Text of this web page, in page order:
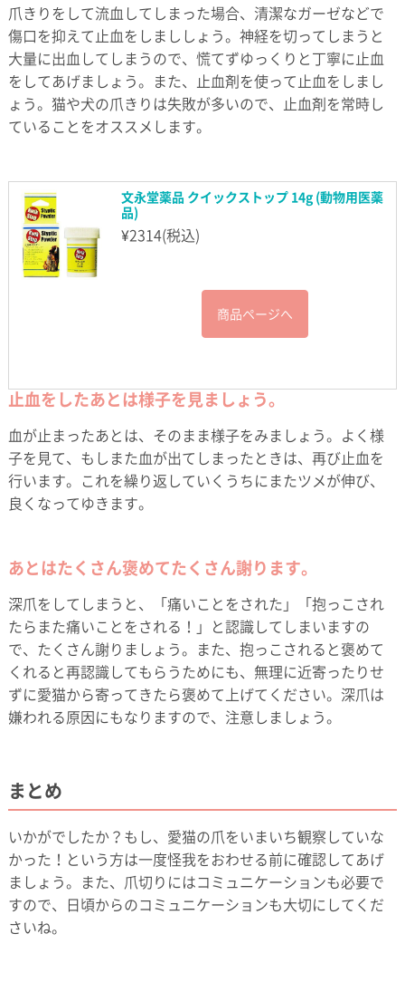
爪きりをして流血してしまった場合、清潔なガーゼなどで
傷口を抑えて止血をしまししょう。神経を切ってしまうと
大量に出血してしまうので、慌てずゆっくりと丁寧に止血
をしてあげましょう。また、止血剤を使って止血をしまし
ょう。猫や犬の爪きりは失敗が多いので、止血剤を常時し
ていることをオススメします。
文永堂薬品 クイックストップ 14g (動物用医薬
品)
¥2314(税込)
商品ページへ
止血をしたあとは様子を見ましょう。
血が止まったあとは、そのまま様子をみましょう。よく様
子を見て、もしまた血が出てしまったときは、再び止血を
行います。これを繰り返していくうちにまたツメが伸び、
良くなってゆきます。
あとはたくさん褒めてたくさん謝ります。
深爪をしてしまうと、「痛いことをされた」「抱っこされ
たらまた痛いことをされる！」と認識してしまいますの
で、たくさん謝りましょう。また、抱っこされると褒めて
くれると再認識してもらうためにも、無理に近寄ったりせ
ずに愛猫から寄ってきたら褒めて上げてください。深爪は
嫌われる原因にもなりますので、注意しましょう。
まとめ
いかがでしたか？もし、愛猫の爪をいまいち観察していな
かった！という方は一度怪我をおわせる前に確認してあげ
ましょう。また、爪切りにはコミュニケーションも必要で
すので、日頃からのコミュニケーションも大切にしてくだ
さいね。